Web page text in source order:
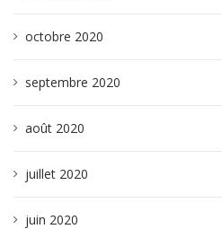
octobre 2020
septembre 2020
août 2020
juillet 2020
juin 2020